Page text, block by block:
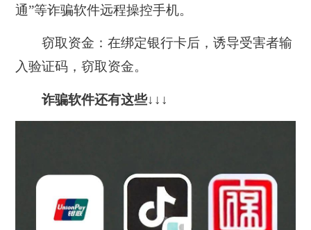
通”等诈骗软件远程操控手机。
窃取资金：在绑定银行卡后，诱导受害者输
入验证码，窃取资金。
诈骗软件还有这些↓↓↓